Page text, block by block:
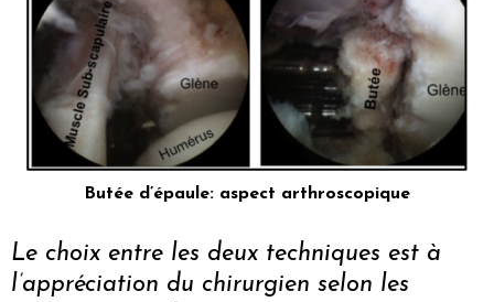
Butée d’épaule: aspect arthroscopique
Le choix entre les deux techniques est à
l’appréciation du chirurgien selon les